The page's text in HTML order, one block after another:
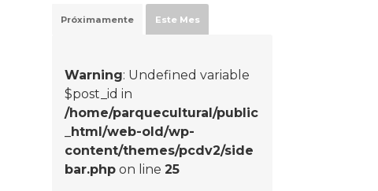
Próximamente Este Mes
Warning: Undefined variable
$post_id in
/home/parquecultural/public
_html/web-old/wp-
content/themes/pcdv2/side
bar.php on line25